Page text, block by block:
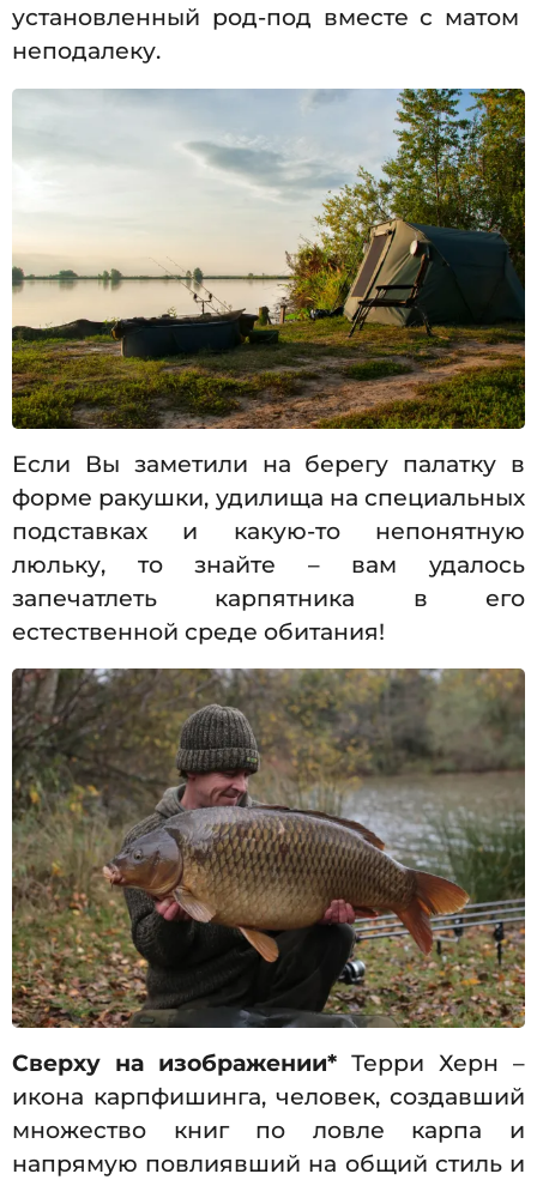
установленный род-под вместе с матом
неподалеку.
Если Вы заметили на берегу палатку в
форме ракушки, удилища на специальных
подставках и какую-то непонятную
люльку, то знайте – вам удалось
запечатлеть карпятника в его
естественной среде обитания!
Сверху на изображении* Терри Херн –
икона карпфишинга, человек, создавший
множество книг по ловле карпа и
напрямую повлиявший на общий стиль и